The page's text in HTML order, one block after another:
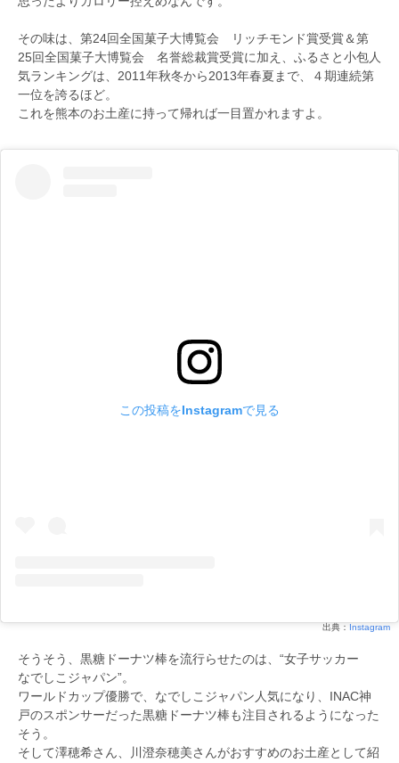
その味は、第24回全国菓子大博覧会 リッチモンド賞受賞＆第
25回全国菓子大博覧会 名誉総裁賞受賞に加え、ふるさと小包人
気ランキングは、2011年秋冬から2013年春夏まで、４期連続第
一位を誇るほど。
これを熊本のお土産に持って帰れば一目置かれますよ。
この投稿をInstagramで見る
出典： Instagram
そうそう、黒糖ドーナツ棒を流行らせたのは、“女子サッカー
なでしこジャパン”。
ワールドカップ優勝で、なでしこジャパン人気になり、INAC神
戸のスポンサーだった黒糖ドーナツ棒も注目されるようになった
そう。
そして澤穂希さん、川澄奈穂美さんがおすすめのお土産として紹